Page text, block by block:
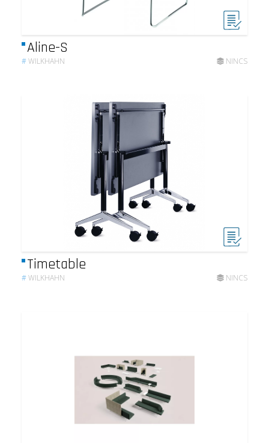
Aline-S
#WILKHAHN NINCS
Timetable
#WILKHAHN NINCS